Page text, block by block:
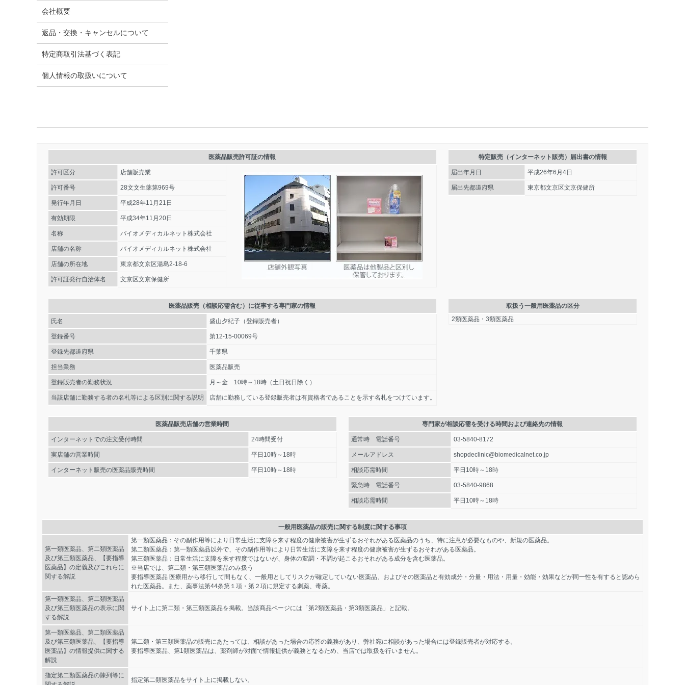
会社概要
返品・交換・キャンセルについて
特定商取引法​基づく表記
個人情報の取扱いについて
医薬品販売許可証の情報
許可区分 店舗販売業
許可番号 28文文生薬第969号
発行年月日 平成28年11月21日
有効期限 平成34年11月20日
名称 バイオメディカルネット株式会社
店舗の名称 バイオメディカルネット株式会社
店舗の所在地 東京都文京区湯島2-18-6
許可証発行自治体名 文京区文京保健所
特定販売（インターネット販売）届出書の情報
届出年月日 平成26年6月4日
届出先都道府県 東京都文京区文京保健所
医薬品販売（相談応需含む）に従事する専門家の情報
氏名 盛山夕紀子（登録販売者）
登録番号 第12-15-00069号
登録先都道府県 千葉県
担当業務 医薬品販売
登録販売者の勤務状況 月～金 10時～18時（土日祝日除く）
当該店舗に勤務する者の名札等による区別に関する説明 店舗に勤務している登録販売者は有資格者であることを示す名札をつけています。
取扱う一般用医薬品の区分
2類医薬品・3類医薬品
医薬品販売店舗の営業時間
インターネットでの注文受付時間 24時間受付
実店舗の営業時間 平日10時～18時
インターネット販売の医薬品販売時間 平日10時～18時
専門家が相談応需を受ける時間および連絡先の情報
通常時 電話番号 03-5840-8172
メールアドレス shopdeclinic@biomedicalnet.co.jp
相談応需時間 平日10時～18時
緊急時 電話番号 03-5840-9868
相談応需時間 平日10時～18時
一般用医薬品の販売に関する制度に関する事項
第一類医薬品、第二類医薬品
及び第三類医薬品、【要指導
医薬品】の定義及びこれらに
関する解説
第一類医薬品：その副作用等により日常生活に支障を来す程度の健康被害が生ずるおそれがある医薬品のうち、特に注意が必要なものや、新規の医薬品。
第二類医薬品：第一類医薬品以外で、その副作用等により日常生活に支障を来す程度の健康被害が生ずるおそれがある医薬品。
第三類医薬品：日常生活に支障を来す程度ではないが、身体の変調・不調が起こるおそれがある成分を含む医薬品。
※当店では、第二類・第三類医薬品のみ扱う
要指導医薬品 医療用から移行して間もなく、一般用としてリスクが確定していない医薬品、およびその医薬品と有効成分・分量・用法・用量・効能・効果などが同一性を有すると認めら
れた医薬品。また、薬事法第44条第１項・第２項に規定する劇薬、毒薬。
第一類医薬品、第二類医薬品
及び第三類医薬品の表示に関
する解説
サイト上に第二類・第三類医薬品を掲載。当該商品ページには「第2類医薬品・第3類医薬品」と記載。
第一類医薬品、第二類医薬品
及び第三類医薬品、【要指導
医薬品】の情報提供に関する
解説
第二類・第三類医薬品の販売にあたっては、相談があった場合の応答の義務があり、弊社宛に相談があった場合には登録販売者が対応する。
要指導医薬品、第1類医薬品は、薬剤師が対面で情報提供が義務となるため、当店では取扱を行いません。
指定第二類医薬品の陳列等に
指定第二類医薬品をサイト上に掲載しない。